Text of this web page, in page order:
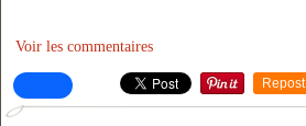
Voir les commentaires
Repost